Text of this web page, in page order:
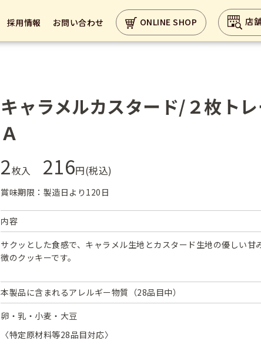
採用情報 お問い合わせ ONLINE SHOP 店
キャラメルカスタード/２枚ト
Ａ
2枚入 216円(税込)
賞味期限：製造日より120日
内容
サクッとした食感で、キャラメル生地とカスタード生地の優しい甘
徴のクッキーです。
本製品に含まれるアレルギー物質（28品目中）
卵・乳・小麦・大豆
〈特定原材料等28品目対応〉